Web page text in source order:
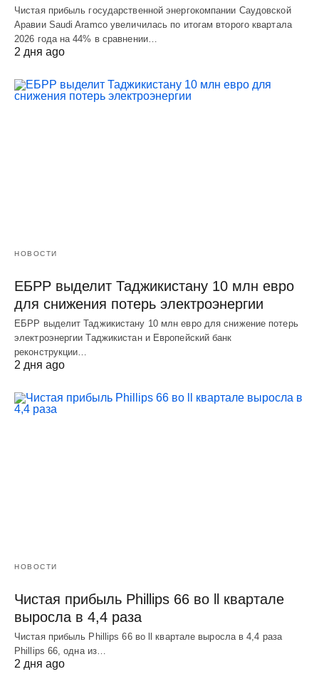
Чистая прибыль государственной энергокомпании Саудовской
Аравии Saudi Aramco увеличилась по итогам второго квартала
2026 года на 44% в сравнении…
2 дня ago
НОВОСТИ
ЕБРР выделит Таджикистану 10 млн евро
для снижения потерь электроэнергии
ЕБРР выделит Таджикистану 10 млн евро для снижение потерь
электроэнергии Таджикистан и Европейский банк
реконструкции…
2 дня ago
НОВОСТИ
Чистая прибыль Phillips 66 во ll квартале
выросла в 4,4 раза
Чистая прибыль Phillips 66 во ll квартале выросла в 4,4 раза
Phillips 66, одна из…
2 дня ago